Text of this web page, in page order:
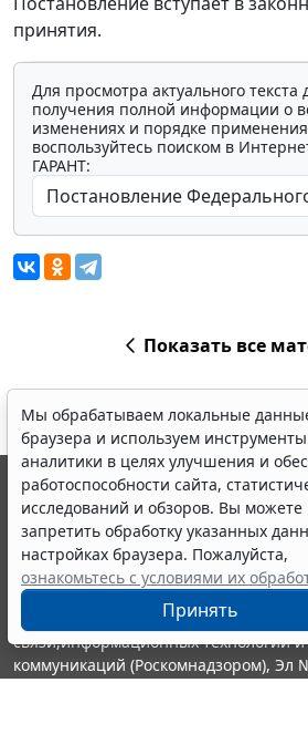
принятия.
Для просмотра актуального текста
получения полной информации о
изменениях и порядке
воспользуйтесь поиском в
ГАРАНТ:
Показать все
Мы обрабатываем локальные
браузера и используем инструменты
аналитики в целях улучшения и
работоспособности сайта,
исследований и обзоров. Вы можете
запретить обработку указанных
настройках браузера. Пожалуйста,
ознакомьтесь с условиями их
Принять
© ООО "НПП "ГАРАНТ-СЕРВИС", 2026.
выпускается с 1990 года. Компания
являются участниками Российской
информации ГАРАНТ.
Портал ГАРАНТ.РУ зарегистрирован в
издания Федеральной службой по
связи,информационных технологий
коммуникаций (Роскомнадзором), Эл